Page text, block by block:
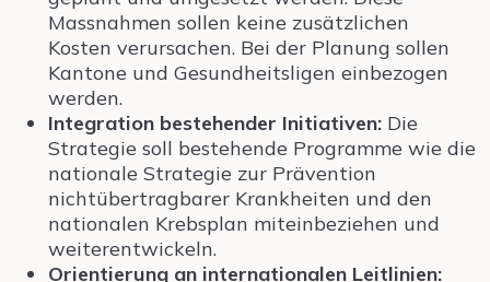
Massnahmen sollen keine zusätzlichen
Kosten verursachen. Bei der Planung sollen
Kantone und Gesundheitsligen einbezogen
werden.
Integration bestehender Initiativen: Die
Strategie soll bestehende Programme wie die
nationale Strategie zur Prävention
nichtübertragbarer Krankheiten und den
nationalen Krebsplan miteinbeziehen und
weiterentwickeln.
Orientierung an internationalen Leitlinien: